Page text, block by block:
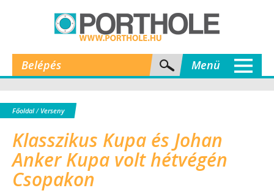
Belépés Menü
Főoldal/ Verseny
Klasszikus Kupa és Johan
Anker Kupa volt hétvégén
Csopakon